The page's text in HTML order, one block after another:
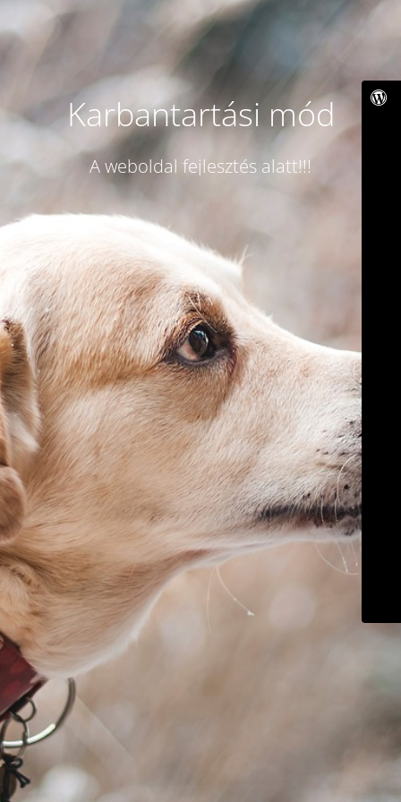
Karbantartási mód
A weboldal fejlesztés alatt!!!